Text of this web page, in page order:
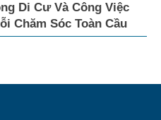
Di Cư Và Công Việc
Chăm Sóc Toàn Cầu